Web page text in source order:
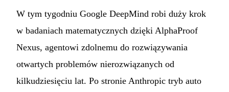
W tym tygodniu Google DeepMind robi duży krok
w badaniach matematycznych dzięki AlphaProof
Nexus, agentowi zdolnemu do rozwiązywania
otwartych problemów nierozwiązanych od
kilkudziesięciu lat. Po stronie Anthropic tryb auto